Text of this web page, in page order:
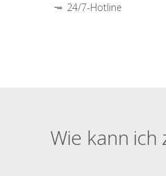
24/7-Hotline
Wie kann ich